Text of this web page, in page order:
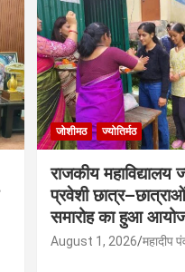
जोशीमठ ज्योतिर्मठ
राजकीय महाविद्यालय
प्रवेशी
समारोह का हुआ
August 1, 2026 महादीप